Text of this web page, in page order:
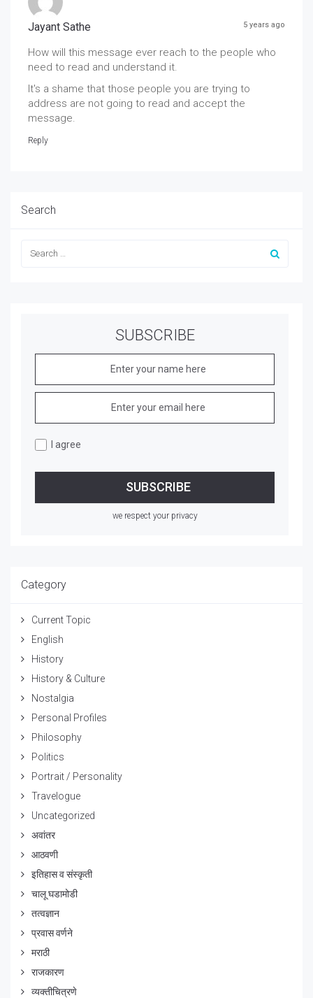
Jayant Sathe 5 years ago
How will this message ever reach to the people who
need to read and understand it.
It's a shame that those people you are trying to
address are not going to read and accept the
message.
Reply
Search
SUBSCRIBE
I agree
we respect your privacy
Category
Current Topic
English
History
History & Culture
Nostalgia
Personal Profiles
Philosophy
Politics
Portrait / Personality
Travelogue
Uncategorized
अवांतर
आठवणी
इतिहास व संस्कृती
चालू घडामोडी
तत्वज्ञान
प्रवास वर्णने
मराठी
राजकारण
व्यक्तीचित्रणे